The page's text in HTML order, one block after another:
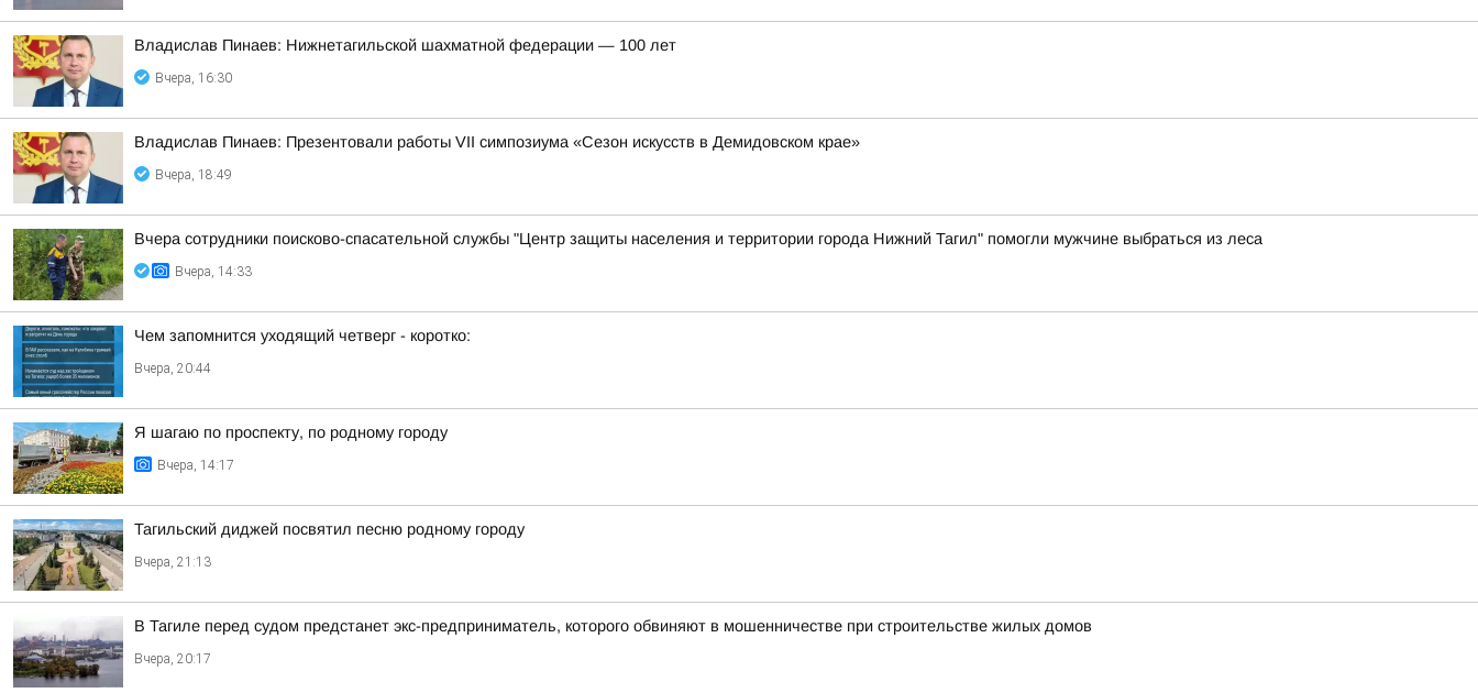
Владислав Пинаев: Нижнетагильской шахматной федерации — 100 лет
Вчера, 16:30
Владислав Пинаев: Презентовали работы VII симпозиума «Сезон искусств в Демидовском крае»
Вчера, 18:49
Вчера сотрудники поисково-спасательной службы "Центр защиты населения и территории города Нижний Тагил" помогли мужчине выбраться из леса
Вчера, 14:33
Чем запомнится уходящий четверг - коротко:
Вчера, 20:44
Я шагаю по проспекту, по родному городу
Вчера, 14:17
Тагильский диджей посвятил песню родному городу
Вчера, 21:13
В Тагиле перед судом предстанет экс-предприниматель, которого обвиняют в мошенничестве при строительстве жилых домов
Вчера, 20:17